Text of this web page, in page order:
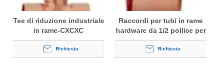
Tee di riduzione industriale
in rame-CXCXC
Richiesta
Raccordi per tubi in rame
hardware da 1/2 pollice per
condizionatore d'aria
Richiesta